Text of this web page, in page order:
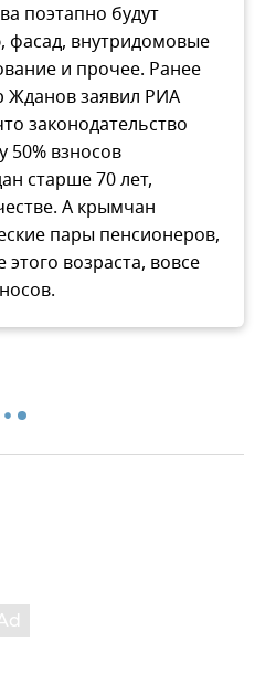
поэтапно будут
фасад, внутридомовые
и прочее. Ранее
Жданов заявил РИА
законодательство
50% взносов
старше 70 лет,
А крымчан
пары пенсионеров,
возраста, вовсе